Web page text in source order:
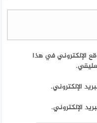
الإلكتروني في هذا
الإلكتروني.
الإلكتروني.